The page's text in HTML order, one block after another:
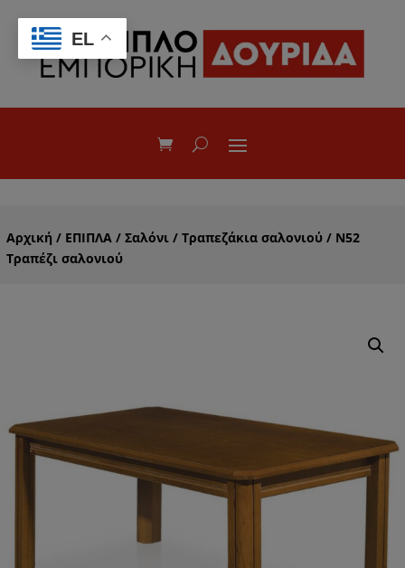
Αρχική / ΕΠΙΠΛΑ / Σαλόνι / Τραπεζάκια σαλονιού / Ν52
Τραπέζι σαλονιού
EL